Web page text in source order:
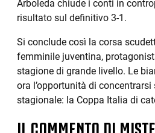
Arboleda chiude i conti in
risultato sul definitivo 3-1.
Si conclude così la corsa
femminile juventina,
stagione di grande livello. Le
ora l’opportunità di
stagionale: la Coppa Italia di
IL COMMENTO DI